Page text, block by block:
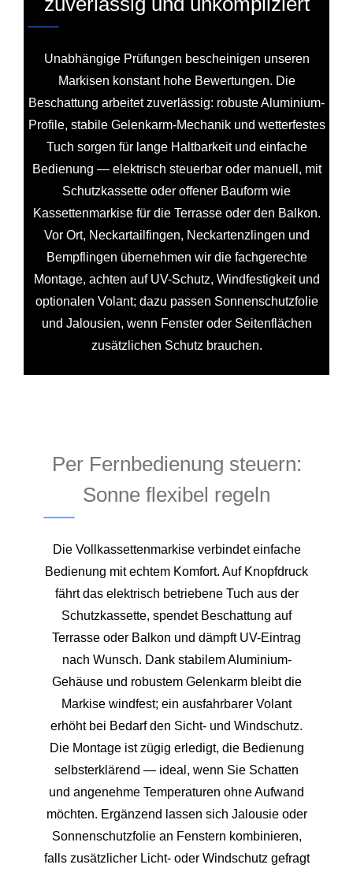
Unabhängige Prüfungen bescheinigen unseren
Markisen konstant hohe Bewertungen. Die
Beschattung arbeitet zuverlässig: robuste Aluminium-
Profile, stabile Gelenkarm-Mechanik und wetterfestes
Tuch sorgen für lange Haltbarkeit und einfache
Bedienung — elektrisch steuerbar oder manuell, mit
Schutzkassette oder offener Bauform wie
Kassettenmarkise für die Terrasse oder den Balkon.
Vor Ort, Neckartailfingen, Neckartenzlingen und
Bempflingen übernehmen wir die fachgerechte
Montage, achten auf UV-Schutz, Windfestigkeit und
optionalen Volant; dazu passen Sonnenschutzfolie
und Jalousien, wenn Fenster oder Seitenflächen
zusätzlichen Schutz brauchen.
Per Fernbedienung steuern:
Sonne flexibel regeln
Die Vollkassettenmarkise verbindet einfache
Bedienung mit echtem Komfort. Auf Knopfdruck
fährt das elektrisch betriebene Tuch aus der
Schutzkassette, spendet Beschattung auf
Terrasse oder Balkon und dämpft UV-Eintrag
nach Wunsch. Dank stabilem Aluminium-
Gehäuse und robustem Gelenkarm bleibt die
Markise windfest; ein ausfahrbarer Volant
erhöht bei Bedarf den Sicht- und Windschutz.
Die Montage ist zügig erledigt, die Bedienung
selbsterklärend — ideal, wenn Sie Schatten
und angenehme Temperaturen ohne Aufwand
möchten. Ergänzend lassen sich Jalousie oder
Sonnenschutzfolie an Fenstern kombinieren,
falls zusätzlicher Licht- oder Windschutz gefragt